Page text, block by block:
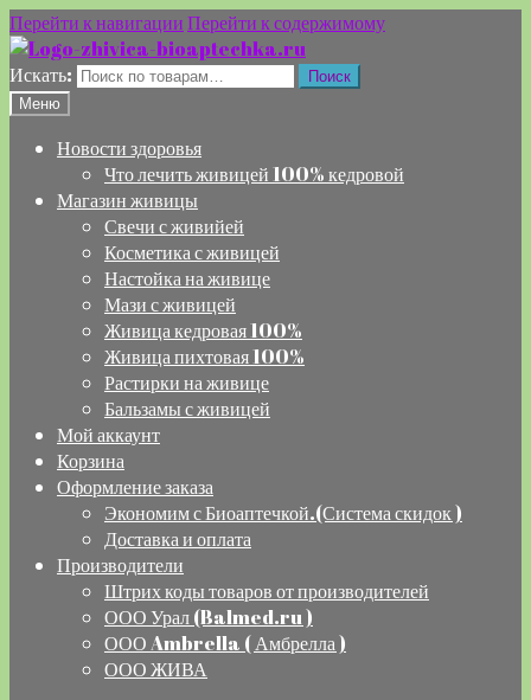
Перейти к навигацииПерейти к содержимому
Искать:
Поиск
Меню
Новости здоровья
Что лечить живицей 100% кедровой
Магазин живицы
Свечи с живийей
Косметика с живицей
Настойка на живице
Мази с живицей
Живица кедровая 100%
Живица пихтовая 100%
Растирки на живице
Бальзамы с живицей
Мой аккаунт
Корзина
Оформление заказа
Экономим с Биоаптечкой.(Система скидок )
Доставка и оплата
Производители
Штрих коды товаров от производителей
ООО Урал (Balmed.ru )
ООО Ambrella ( Амбрелла )
ООО ЖИВА